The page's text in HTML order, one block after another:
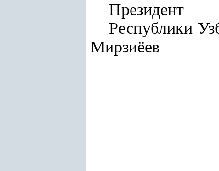
Президент
Мирзиёев